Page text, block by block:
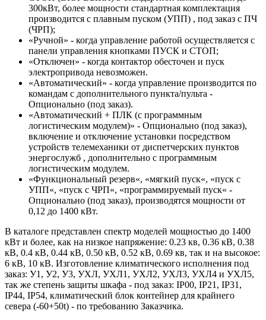
300кВт, более мощности стандартная комплектация
производится с плавным пуском (УПП) , под заказ с ПЧ
(ЧРП);
«Ручной» - когда управление работой осуществляется с
панели управления кнопками ПУСК и СТОП;
«Отключен» - когда контактор обесточен и пуск
электропривода невозможен.
«Автоматический» - когда управление производится по
командам с дополнительного пункта/пульта -
Опционально (под заказ).
«Автоматический + ПЛК (с программным
логистическим модулем)» - Опционально (под заказ),
включение и отключение установки посредством
устройств телемеханики от диспетчерских пунктов
энергослужб , дополнительно с программным
логистическим модулем.
«Функциональный резерв«, «мягкий пуск«, «пуск с
УПП«, «пуск с ЧРП«, «программируемый пуск« -
Опционально (под заказ), производятся мощности от
0,12 до 1400 кВт.
В каталоге представлен спектр моделей мощностью до 1400
кВт и более, как на низкое напряжение: 0.23 кв, 0.36 кВ, 0.38
кВ, 0.4 кВ, 0.44 кВ, 0.50 кВ, 0.52 кВ, 0.69 кв, так и на высокое:
6 кВ, 10 кВ. Изготовление климатического исполнения под
заказ: У1, У2, У3, УХЛ, УХЛ1, УХЛ2, УХЛ3, УХЛ4 и УХЛ5,
так же степень защиты шкафа - под заказ: IP00, IP21, IP31,
IP44, IP54, климатический блок контейнер для крайнего
севера (-60+50t) - по требованию Заказчика.